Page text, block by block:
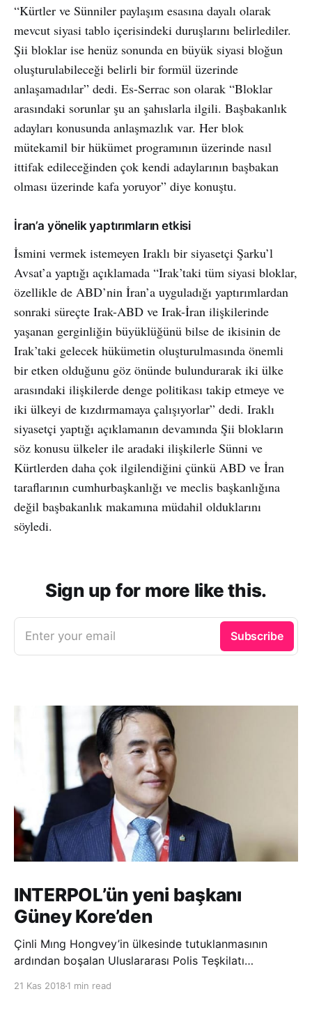
“Kürtler ve Sünniler paylaşım esasına dayalı olarak
mevcut siyasi tablo içerisindeki duruşlarını belirlediler.
Şii bloklar ise henüz sonunda en büyük siyasi bloğun
oluşturulabileceği belirli bir formül üzerinde
anlaşamadılar” dedi. Es-Serrac son olarak “Bloklar
arasındaki sorunlar şu an şahıslarla ilgili. Başbakanlık
adayları konusunda anlaşmazlık var. Her blok
mütekamil bir hükümet programının üzerinde nasıl
ittifak edileceğinden çok kendi adaylarının başbakan
olması üzerinde kafa yoruyor” diye konuştu.
İran’a yönelik yaptırımların etkisi
İsmini vermek istemeyen Iraklı bir siyasetçi Şarku’l
Avsat’a yaptığı açıklamada “Irak’taki tüm siyasi bloklar,
özellikle de ABD’nin İran’a uyguladığı yaptırımlardan
sonraki süreçte Irak-ABD ve Irak-İran ilişkilerinde
yaşanan gerginliğin büyüklüğünü bilse de ikisinin de
Irak’taki gelecek hükümetin oluşturulmasında önemli
bir etken olduğunu göz önünde bulundurarak iki ülke
arasındaki ilişkilerde denge politikası takip etmeye ve
iki ülkeyi de kızdırmamaya çalışıyorlar” dedi. Iraklı
siyasetçi yaptığı açıklamanın devamında Şii blokların
söz konusu ülkeler ile aradaki ilişkilerle Sünni ve
Kürtlerden daha çok ilgilendiğini çünkü ABD ve İran
taraflarının cumhurbaşkanlığı ve meclis başkanlığına
değil başbakanlık makamına müdahil olduklarını
söyledi.
Sign up for more like this.
Enter your email Subscribe
INTERPOL’ün yeni başkanı
Güney Kore’den
Çinli Mıng Hongvey’in ülkesinde tutuklanmasının
ardından boşalan Uluslararası Polis Teşkilatı
21 Kas 2018 1 min read